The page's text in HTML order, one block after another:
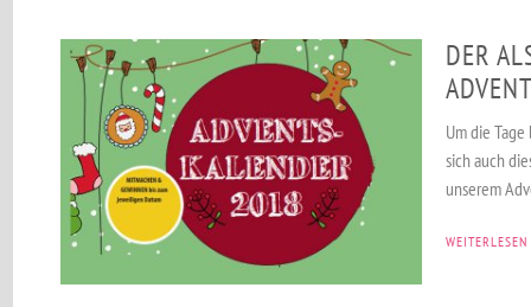
DER
Um die
sich auch
unserem
WEITERLESEN